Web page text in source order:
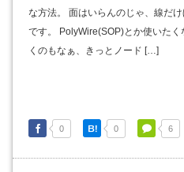
な方法。 面はいらんのじゃ、線だ
です。 PolyWire(SOP)とか使いた
くのもなぁ、きっとノード […]
0 0 6